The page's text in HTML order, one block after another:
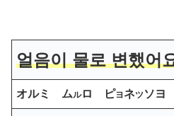
얼음이 물로 변했어
オルミ ムルロ ピヨネツソヨ